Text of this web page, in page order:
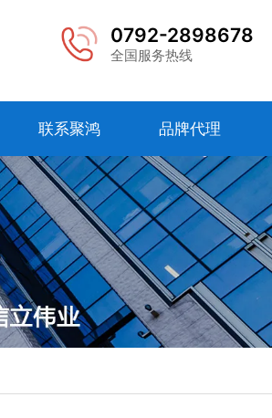
0792-2898678
全国服务热线
联系聚鸿 品牌代理